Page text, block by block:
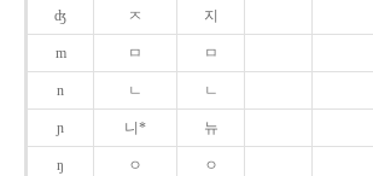
ʤ ㅈ 지
m ㅁ ㅁ
n ㄴ ㄴ
ɲ 니* 뉴
ŋ ㅇ ㅇ